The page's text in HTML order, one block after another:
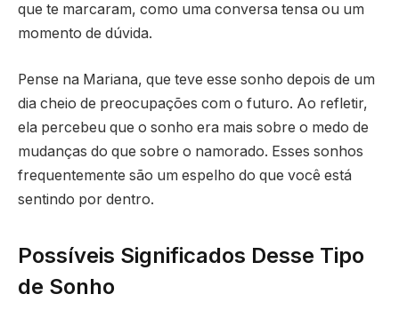
que te marcaram, como uma conversa tensa ou um
momento de dúvida.
Pense na Mariana, que teve esse sonho depois de um
dia cheio de preocupações com o futuro. Ao refletir,
ela percebeu que o sonho era mais sobre o medo de
mudanças do que sobre o namorado. Esses sonhos
frequentemente são um espelho do que você está
sentindo por dentro.
Possíveis Significados Desse Tipo
de Sonho